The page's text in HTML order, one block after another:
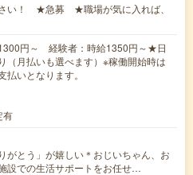
い！ ★急募 ★職場が気に入れば、
円～ 経験者：時給1350円～★日
（月払いも選べます）※稼働開始時は
いとなります。
有
がとう」が嬉しい＊おじいちゃん、お
設での生活サポートをお任せ…